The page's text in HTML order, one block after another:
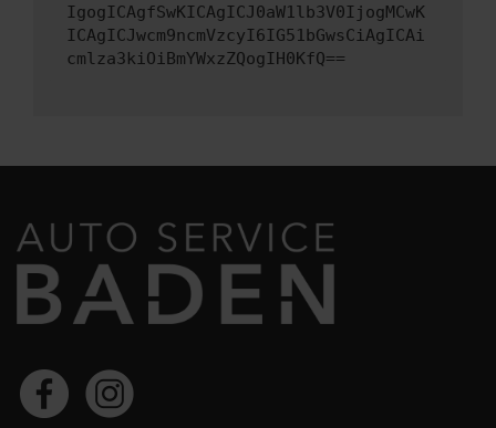
IgogICAgfSwKICAgICJ0aW1lb3V0IjogMCwK
ICAgICJwcm9ncmVzcyI6IG51bGwsCiAgICAi
cmlza3kiOiBmYWxzZQogIH0KfQ==